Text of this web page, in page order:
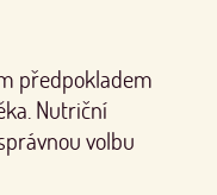
předpokladem
Nutriční
volbu